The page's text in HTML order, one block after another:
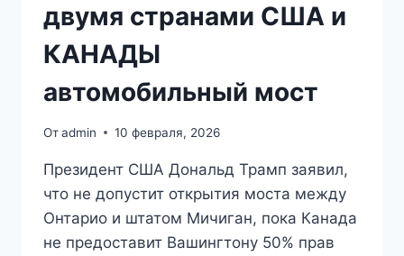
двумя странами США и
КАНАДЫ
автомобильный мост
Отadmin 10 февраля, 2026
Президент США Дональд Трамп заявил,
что не допустит открытия моста между
Онтарио и штатом Мичиган, пока Канада
не предоставит Вашингтону 50% прав